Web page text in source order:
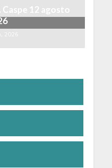
Caspe 12 agosto
2026